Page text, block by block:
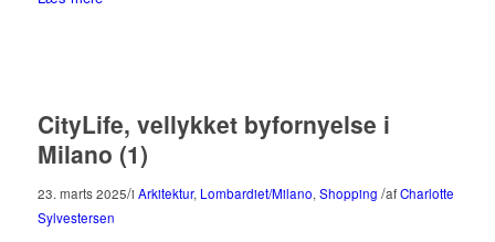
CityLife, vellykket byfornyelse i
Milano (1)
23. marts 2025/i Arkitektur, Lombardiet/Milano,Shopping /afCharlotte
Sylvestersen